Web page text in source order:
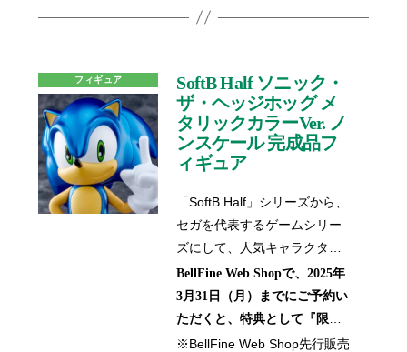
在感で、クール且つ可愛く再
リネズミ「ソニック」をお部
屋のインテリアとして、オブ
ジェとして、是非あなたのお
手元にお迎えください。
となります。2025年4月1日
ん。何卒ご了承くださいます
よう、お願い申し上げます。
フサイズ(約15cm)のシリーズ
フィギュア
SoftB Half ソニック・
ザ・ヘッジホッグ メ
タリックカラーVer. ノ
ンスケール 完成品フ
ィギュア
「SoftB Half」シリーズから、
セガを代表するゲームシリー
ズにして、人気キャラクター
である「ソニック・ザ・ヘッ
ジホッグ
」のソフビが登場！
2023年に発売をしました
「SoftB」シリーズのソニック
BellFine Web Shopで、2025年
3月31日（月）までにご予約い
ただくと、特典として『限定
ロゴアクリルスタンド』が付
※BellFine Web Shop先行販売